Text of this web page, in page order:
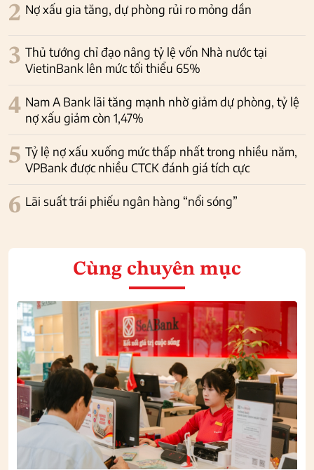
2 Nợ xấu gia tăng, dự phòng rủi ro mỏng dần
3 Thủ tướng chỉ đạo nâng tỷ lệ vốn Nhà nước tại
VietinBank lên mức tối thiểu 65%
4 Nam A Bank lãi tăng mạnh nhờ giảm dự phòng, tỷ lệ
nợ xấu giảm còn 1,47%
5 Tỷ lệ nợ xấu xuống mức thấp nhất trong nhiều năm,
VPBank được nhiều CTCK đánh giá tích cực
6 Lãi suất trái phiếu ngân hàng “nổi sóng”
Cùng chuyên mục